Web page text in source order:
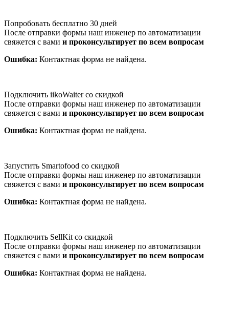
Попробовать бесплатно 30 дней
После отправки формы наш инженер по автоматизации
свяжется с вами и проконсультирует по всем вопросам
Ошибка: Контактная форма не найдена.
Подключить iikoWaiter со скидкой
После отправки формы наш инженер по автоматизации
свяжется с вами и проконсультирует по всем вопросам
Ошибка: Контактная форма не найдена.
Запустить Smartofood со скидкой
После отправки формы наш инженер по автоматизации
свяжется с вами и проконсультирует по всем вопросам
Ошибка: Контактная форма не найдена.
Подключить SellKit со скидкой
После отправки формы наш инженер по автоматизации
свяжется с вами и проконсультирует по всем вопросам
Ошибка: Контактная форма не найдена.